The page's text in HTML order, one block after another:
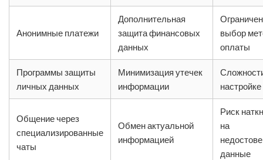
Анонимные платежи
Дополнительная
защита финансовых
данных
выбор
оплаты
Программы защиты
личных данных
Минимизация утечек
информации
настройке
Общение через
специализированные
чаты
Обмен актуальной
информацией
Риск
на
данные